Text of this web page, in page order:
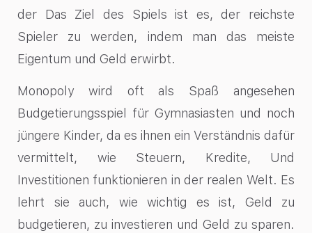
der Das Ziel des Spiels ist es, der reichste
Spieler zu werden, indem man das meiste
Eigentum und Geld erwirbt.
Monopoly wird oft als Spaß angesehen
Budgetierungsspiel für Gymnasiasten und noch
jüngere Kinder, da es ihnen ein Verständnis dafür
vermittelt, wie Steuern, Kredite, Und
Investitionen funktionieren in der realen Welt. Es
lehrt sie auch, wie wichtig es ist, Geld zu
budgetieren, zu investieren und Geld zu sparen.